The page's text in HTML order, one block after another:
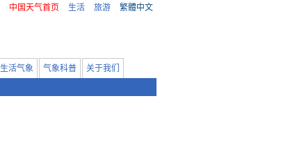
中国天气首页 生活 旅游 繁體中文
生活气象 气象科普
关于我们